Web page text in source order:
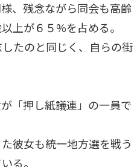
、残念ながら同会も高齢
上が６５%を占める。
たのと同じく、自らの街
「押し紙議連」の一員で
彼女も統一地方選を戦う
る。